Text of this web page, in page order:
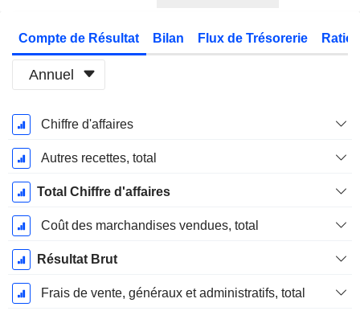
Compte de Résultat Bilan Flux de Trésorerie
Annuel
Période
Fiscale:
Décembre
Chiffre d'affaires
Autres recettes, total
Total Chiffre d'affaires
Coût des marchandises vendues, total
Résultat Brut
Frais de vente, généraux et administratifs, total